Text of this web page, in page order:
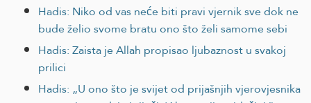
Hadis: Niko od vas neće biti pravi vjernik sve dok ne
bude želio svome bratu ono što želi samome sebi
Hadis: Zaista je Allah propisao ljubaznost u svakoj
prilici
Hadis: „U ono što je svijet od prijašnjih vjerovjesnika